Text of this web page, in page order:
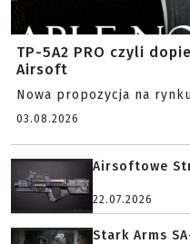
TP-5A2 PRO czyli
Airsoft
Nowa propozycja na
03.08.2026
Airsoftowe
22.07.2026
Stark Arms